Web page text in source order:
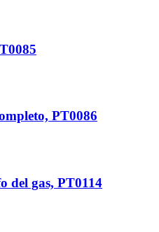
PT0086
del gas, PT0114